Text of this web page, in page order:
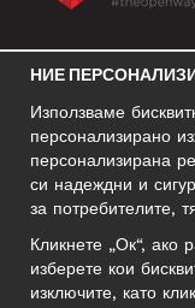
НИЕ
Използваме
персонализирано
персонализирана
си надеждни и
за потребителите,
Кликнете „Ок“, ако
изберете кои
изключите, като